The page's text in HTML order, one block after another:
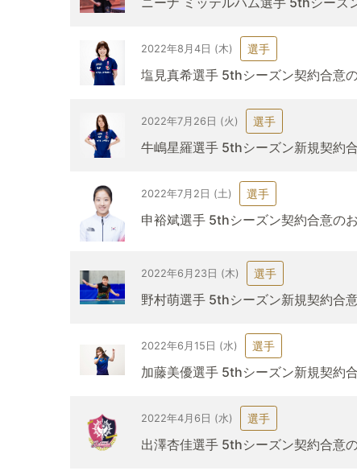
2022年8月4日 (木) 選手
塩見真希選手 5thシーズン契約合意
2022年7月26日 (火) 選手
牛嶋星羅選手 5thシーズン新規契約
2022年7月2日 (土) 選手
申裕斌選手 5thシーズン契約合意の
2022年6月23日 (木) 選手
野村萌選手 5thシーズン新規契約合
2022年6月15日 (水) 選手
加藤美優選手 5thシーズン新規契約
2022年4月6日 (水) 選手
出澤杏佳選手 5thシーズン契約合意